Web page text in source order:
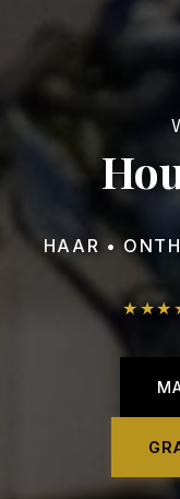
HAAR •